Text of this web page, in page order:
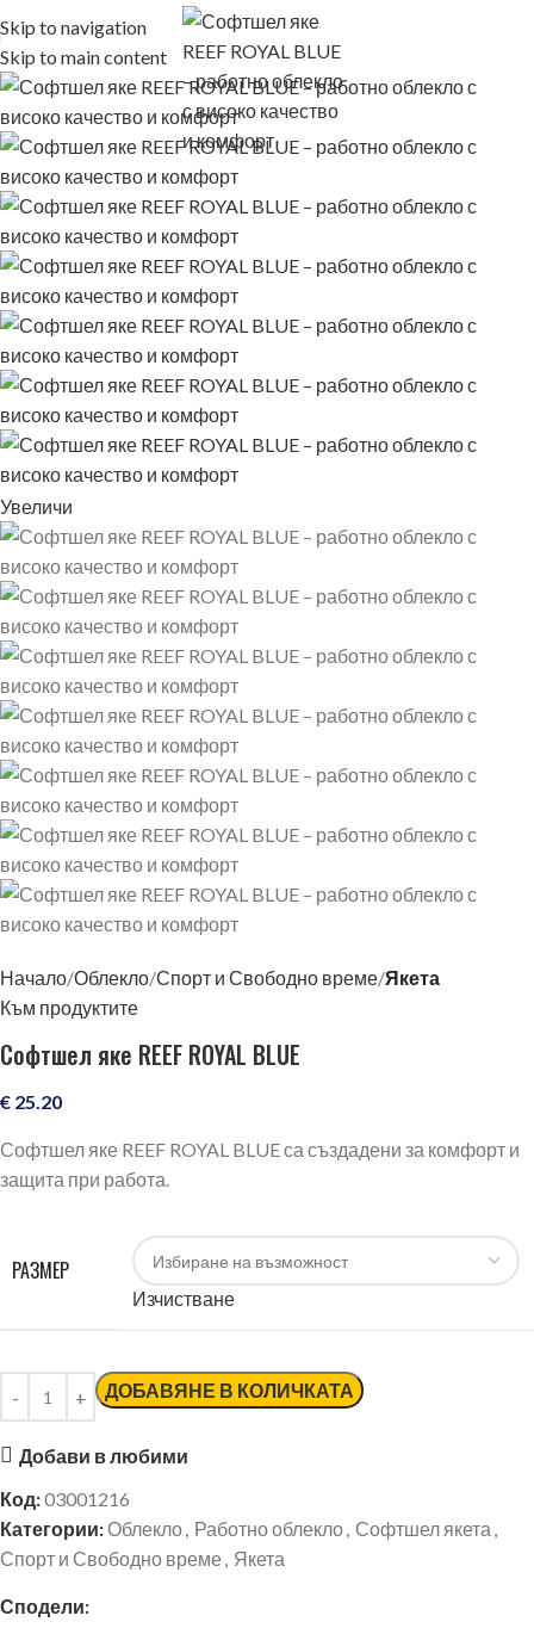
Skip to navigation
Skip to main content
Увеличи
Начало Облекло Спорт и Свободно време Якета
Към продуктите
Софтшел яке REEF ROYAL BLUE
€ 25.20
Софтшел яке REEF ROYAL BLUE са създадени за комфорт и
защита при работа.
РАЗМЕР
Изчистване
ДОБАВЯНЕ В КОЛИЧКАТА
Добави в любими
Код:03001216
Категории:Облекло, Работно облекло, Софтшел якета ,
Спорт и Свободно време , Якета
Сподели: